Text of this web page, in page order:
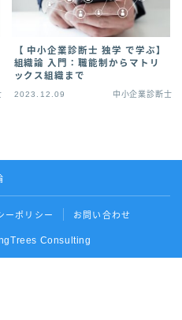
【 中小企業診断士 独学 で学ぶ】
組織論 入門：職能制からマトリ
ックス組織まで
2023.12.09 中小企業診断士
ーポリシー お問い合わせ
Consulting